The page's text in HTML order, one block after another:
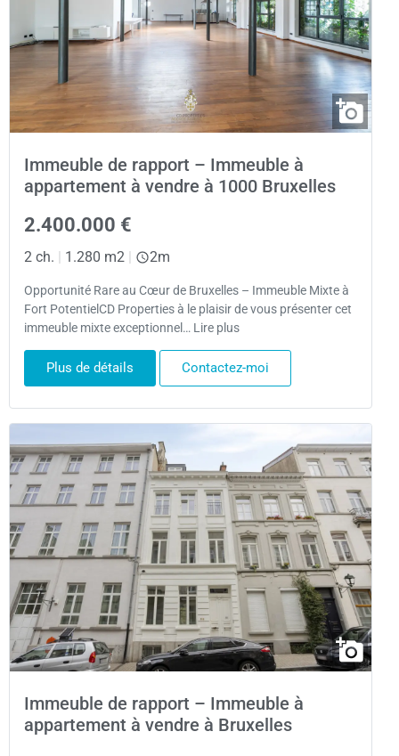
Immeuble de rapport – Immeuble à
appartement à vendre à 1000 Bruxelles
2.400.000 €
2 ch. 1.280 m2 2m
Opportunité Rare au Cœur de Bruxelles – Immeuble Mixte à
Fort PotentielCD Properties à le plaisir de vous présenter cet
immeuble mixte exceptionnel… Lire plus
Plus de détails Contactez-moi
Immeuble de rapport – Immeuble à
appartement à vendre à Bruxelles